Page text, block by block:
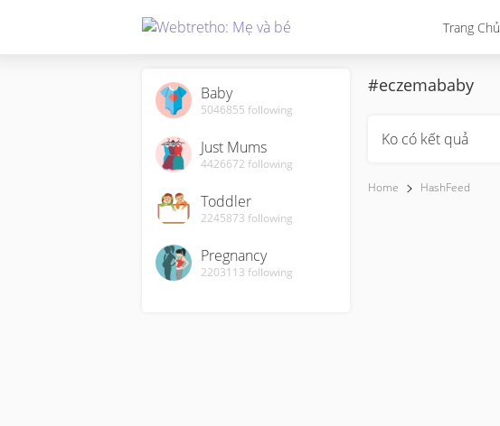
Trang Chủ
Baby
5046855 following
Just Mums
4426672 following
Toddler
2245873 following
Pregnancy
2203113 following
#eczemababy
Ko có kết quả
Home HashFeed